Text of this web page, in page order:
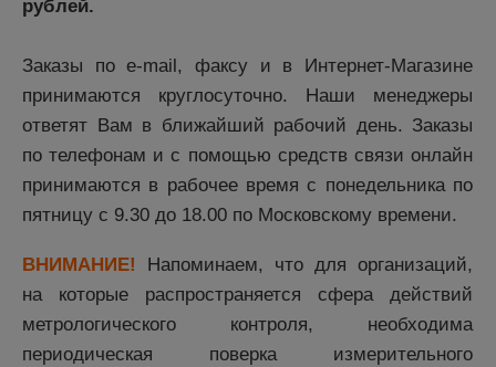
рублей.
Заказы по e-mail, факсу и в Интернет-Магазине
принимаются круглосуточно. Наши менеджеры
ответят Вам в ближайший рабочий день. Заказы
по телефонам и с помощью средств связи онлайн
принимаются в рабочее время с понедельника по
пятницу с 9.30 до 18.00 по Московскому времени.
ВНИМАНИЕ!
Напоминаем, что для организаций,
на которые распространяется сфера действий
метрологического контроля, необходима
периодическая поверка измерительного